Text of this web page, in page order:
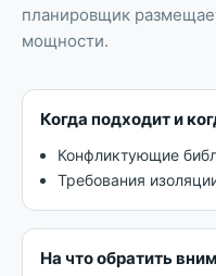
планировщик
мощности.
Когда подходит и
Конфликтующие
Требования
На что обратить